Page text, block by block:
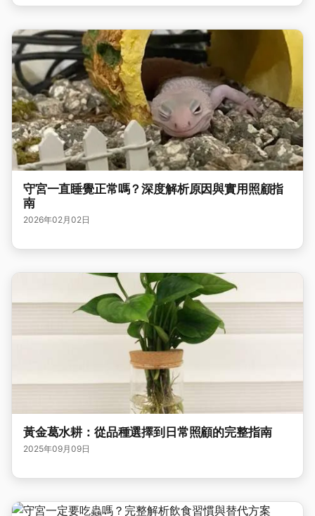
守宮一直睡覺正常嗎？深度解析原因與實用照顧指
南
2026年02月02日
黃金葛水耕：從品種選擇到日常照顧的完整指南
2025年09月09日